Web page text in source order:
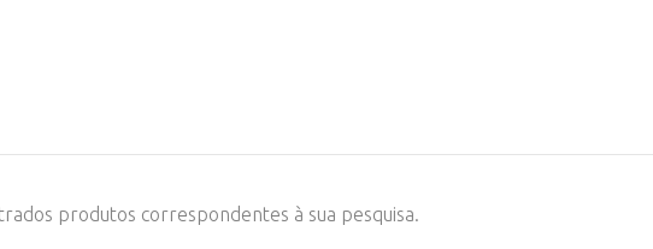
produtos correspondentes à sua pesquisa.